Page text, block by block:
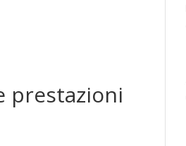
prestazioni